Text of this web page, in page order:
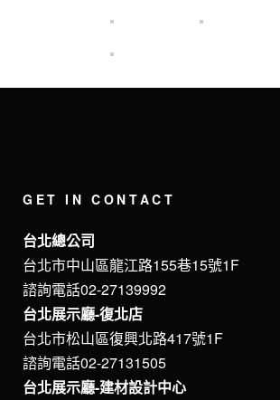
GET IN CONTACT
台北總公司
台北市中山區龍江路155巷15號1F
諮詢電話02-27139992
台北展示廳-復北店
台北市松山區復興北路417號1F
諮詢電話02-27131505
台北展示廳-建材設計中心